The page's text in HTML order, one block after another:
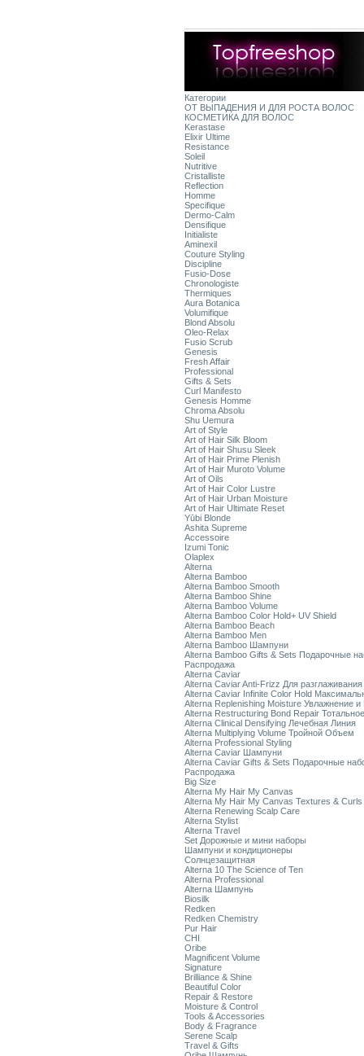
Категории
ОТ ВЫПАДЕНИЯ И ДЛЯ РОСТА ВОЛОС
КОСМЕТИКА ДЛЯ ВОЛОС
Kerastase
Elixir Ultime
Resistance
Soleil
Nutritive
Cristalliste
Reflection
Homme
Specifique
Dermo-Calm
Densifique
Initialiste
Aminexil
Couture Styling
Discipline
Fusio-Dose
Chronologiste
Thermiques
Aura Botanica
Volumifique
Blond Absolu
Oleo-Relax
Fusio Scrub
Genesis
Fresh Affair
Professional
Gifts & Sets
Curl Manifesto
Genesis Homme
Chroma Absolu
Shu Uemura
Art of Style
Art of Hair Silk Bloom
Art of Hair Shusu Sleek
Art of Hair Prime Plenish
Art of Hair Muroto Volume
Art of Oils
Art of Hair Color Lustre
Art of Hair Urban Moisture
Art of Hair Ultimate Reset
Yūbi Blonde
Ashita Supreme
Accessoire
Izumi Tonic
Olaplex
Alterna
Alterna Bamboo
Alterna Bamboo Smooth
Alterna Bamboo Shine
Alterna Bamboo Volume
Alterna Bamboo Color Hold+ UV Shield
Alterna Bamboo Beach
Alterna Bamboo Men
Alterna Bamboo Шампуни
Alterna Bamboo Gifts & Sets Подарочные
Распродажа
Alterna Caviar
Alterna Caviar Anti-Frizz Для
Alterna Caviar Infinite Color Hold
Alterna Replenishing Moisture Увлажнение и
Alterna Restructuring Bond Repair
Alterna Clinical Densifying Лечебная Линия
Alterna Multiplying Volume Тройной Объем
Alterna Professional Styling
Alterna Caviar Шампуни
Alterna Caviar Gifts & Sets Подарочные
Распродажа
Big Size
Alterna My Hair My Canvas
Alterna My Hair My Canvas Textures & Curls
Alterna Renewing Scalp Care
Alterna Stylist
Alterna Travel
Set Дорожные и мини наборы
Шампуни и кондиционеры
Солнцезащитная
Alterna 10 The Science of Ten
Alterna Professional
Alterna Шампунь
Biosilk
Redken
Redken Chemistry
Pur Hair
CHI
Oribe
Magnificent Volume
Signature
Brilliance & Shine
Beautiful Color
Repair & Restore
Moisture & Control
Tools & Accessories
Body & Fragrance
Serene Scalp
Travel & Gifts